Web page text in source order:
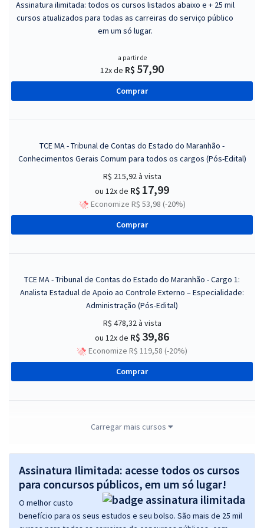
Assinatura ilimitada: todos os cursos listados abaixo e + 25 mil
cursos atualizados para todas as carreiras do serviço público
em um só lugar.
a partir de
12x de R$ 57,90
Comprar
TCE MA - Tribunal de Contas do Estado do Maranhão -
Conhecimentos Gerais Comum para todos os cargos (Pós-Edital)
R$ 215,92 à vista
ou 12x de R$ 17,99
Economize R$ 53,98 (-20%)
Comprar
TCE MA - Tribunal de Contas do Estado do Maranhão - Cargo 1:
Analista Estadual de Apoio ao Controle Externo – Especialidade:
Administração (Pós-Edital)
R$ 478,32 à vista
ou 12x de R$ 39,86
Economize R$ 119,58 (-20%)
Comprar
TCE MA - Tribunal de Contas do Estado do Maranhão - Cargo 2:
Contabilidade (Pós-Edital)
R$ 478,32à vista
ou 12x deR$ 39,86
Economize R$ 119,58 (-20%)
Comprar
Carregar mais cursos
Assinatura Ilimitada: acesse todos os cursos
para concursos públicos, em um só lugar!
O melhor custo
benefício para os seus estudos e seu bolso. São mais de 25 mil